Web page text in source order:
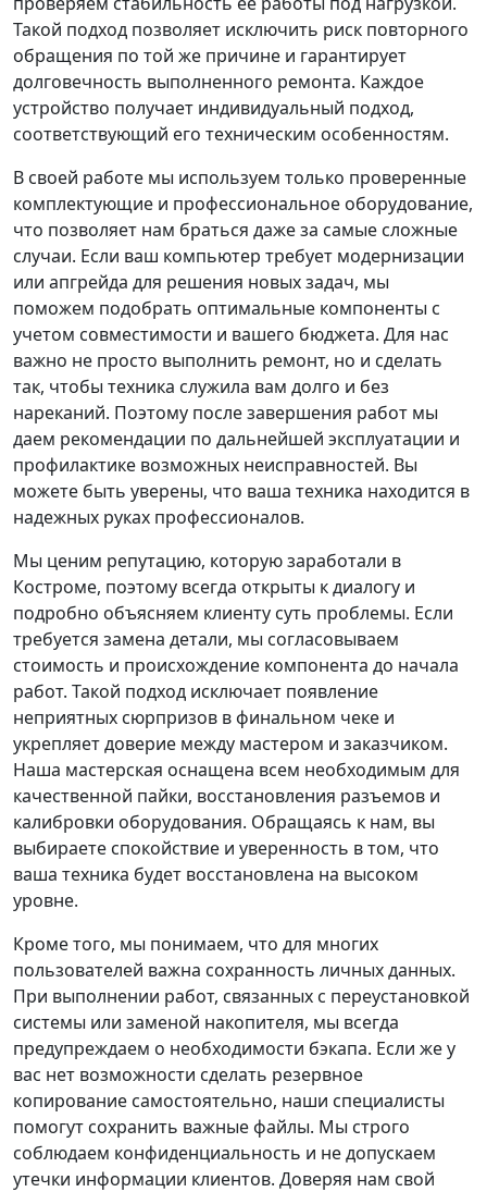
Такой подход позволяет исключить риск повторного
обращения по той же причине и гарантирует
долговечность выполненного ремонта. Каждое
устройство получает индивидуальный подход,
соответствующий его техническим особенностям.
В своей работе мы используем только проверенные
комплектующие и профессиональное оборудование,
что позволяет нам браться даже за самые сложные
случаи. Если ваш компьютер требует модернизации
или апгрейда для решения новых задач, мы
поможем подобрать оптимальные компоненты с
учетом совместимости и вашего бюджета. Для нас
важно не просто выполнить ремонт, но и сделать
так, чтобы техника служила вам долго и без
нареканий. Поэтому после завершения работ мы
даем рекомендации по дальнейшей эксплуатации и
профилактике возможных неисправностей. Вы
можете быть уверены, что ваша техника находится в
надежных руках профессионалов.
Мы ценим репутацию, которую заработали в
Костроме, поэтому всегда открыты к диалогу и
подробно объясняем клиенту суть проблемы. Если
требуется замена детали, мы согласовываем
стоимость и происхождение компонента до начала
работ. Такой подход исключает появление
неприятных сюрпризов в финальном чеке и
укрепляет доверие между мастером и заказчиком.
Наша мастерская оснащена всем необходимым для
качественной пайки, восстановления разъемов и
калибровки оборудования. Обращаясь к нам, вы
выбираете спокойствие и уверенность в том, что
ваша техника будет восстановлена на высоком
уровне.
Кроме того, мы понимаем, что для многих
пользователей важна сохранность личных данных.
При выполнении работ, связанных с переустановкой
системы или заменой накопителя, мы всегда
предупреждаем о необходимости бэкапа. Если же у
вас нет возможности сделать резервное
копирование самостоятельно, наши специалисты
помогут сохранить важные файлы. Мы строго
соблюдаем конфиденциальность и не допускаем
утечки информации клиентов. Доверяя нам свой